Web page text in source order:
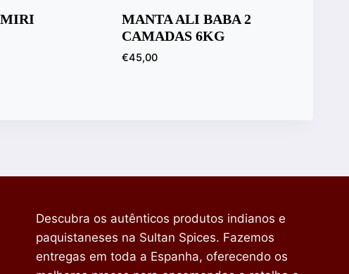
MANTA ALI BABA 2
CAMADAS 6KG
€45,00
Descubra os autênticos produtos indianos e
paquistaneses na Sultan Spices. Fazemos
entregas em toda a Espanha, oferecendo os